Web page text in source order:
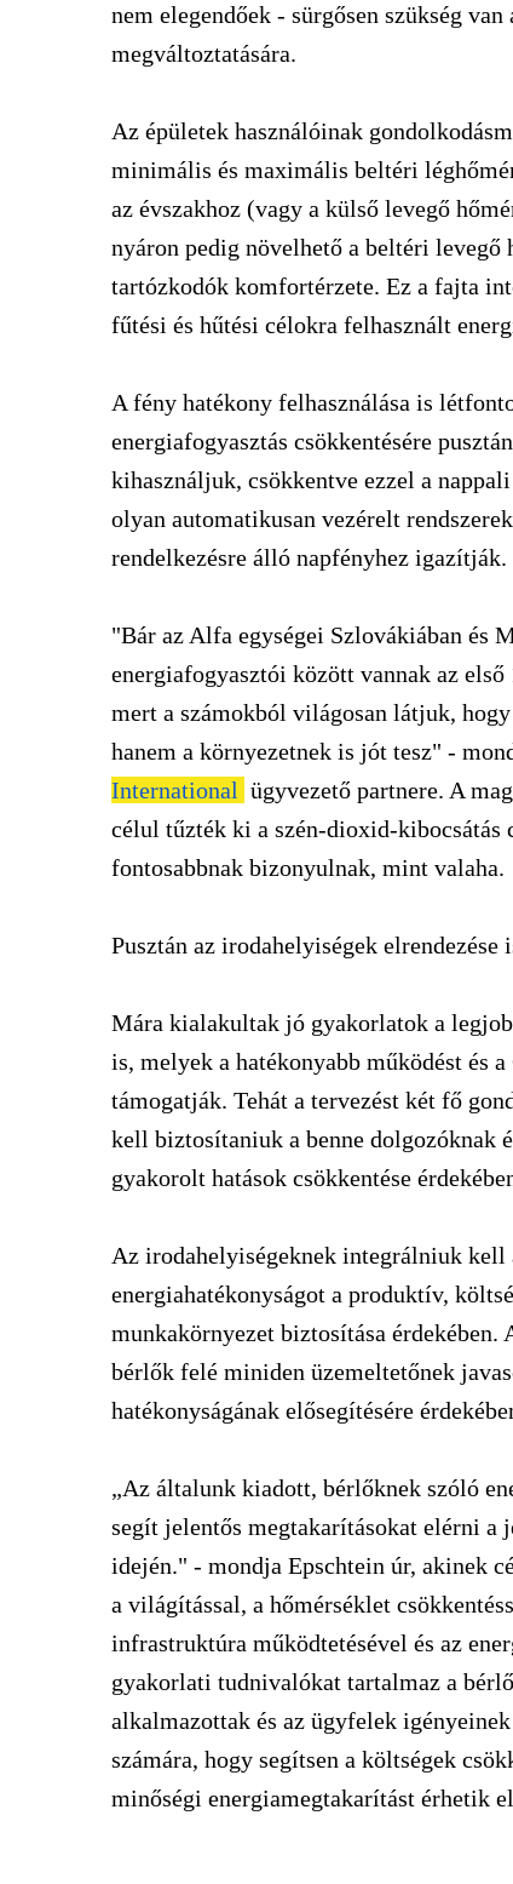
nem elegendőek - sürgősen szükség
megváltoztatására.
Az épületek használóinak
minimális és maximális beltéri
az évszakhoz (vagy a külső levegő
nyáron pedig növelhető a beltéri levegő
tartózkodók komfortérzete. Ez a fajta
fűtési és hűtési célokra felhasznált
A fény hatékony felhasználása is
energiafogyasztás csökkentésére
kihasználjuk, csökkentve ezzel a
olyan automatikusan vezérelt
rendelkezésre álló napfényhez igazítják.
"Bár az Alfa egységei Szlovákiában és
energiafogyasztói között vannak az
mert a számokból világosan látjuk,
hanem a környezetnek is jót tesz" -
International ügyvezető partnere. A
célul tűzték ki a szén-dioxid-kibocsátás
fontosabbnak bizonyulnak, mint valaha.
Pusztán az irodahelyiségek
Mára kialakultak jó gyakorlatok a
is, melyek a hatékonyabb működést és
támogatják. Tehát a tervezést két fő
kell biztosítaniuk a benne dolgozóknak
gyakorolt hatások csökkentése
Az irodahelyiségeknek integrálniuk kell
energiahatékonyságot a produktív,
munkakörnyezet biztosítása
bérlők felé miniden üzemeltetőnek
hatékonyságának elősegítésére
„Az általunk kiadott, bérlőknek szóló
segít jelentős megtakarításokat elérni a
idején." - mondja Epschtein úr, akinek
a világítással, a hőmérséklet
infrastruktúra működtetésével és az
gyakorlati tudnivalókat tartalmaz a
alkalmazottak és az ügyfelek
számára, hogy segítsen a költségek
minőségi energiamegtakarítást érhetik